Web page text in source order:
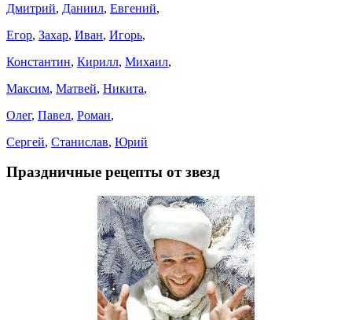
Дмитрий, Даниил, Евгений,
Егор, Захар, Иван, Игорь,
Константин, Кирилл, Михаил,
Максим, Матвей, Никита,
Олег, Павел, Роман,
Сергей, Станислав, Юрий
Праздничные рецепты от звезд